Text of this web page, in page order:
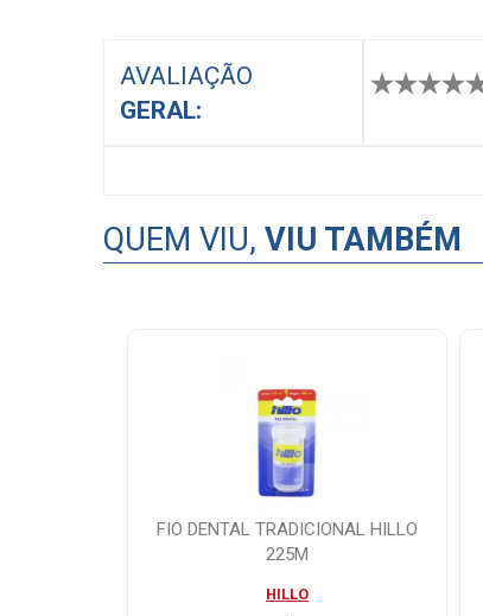
AVALIAÇÃO
GERAL:
QUEM VIU, VIU TAMBÉM
FIO DENTAL TRADICIONAL HILLO
225M
HILLO